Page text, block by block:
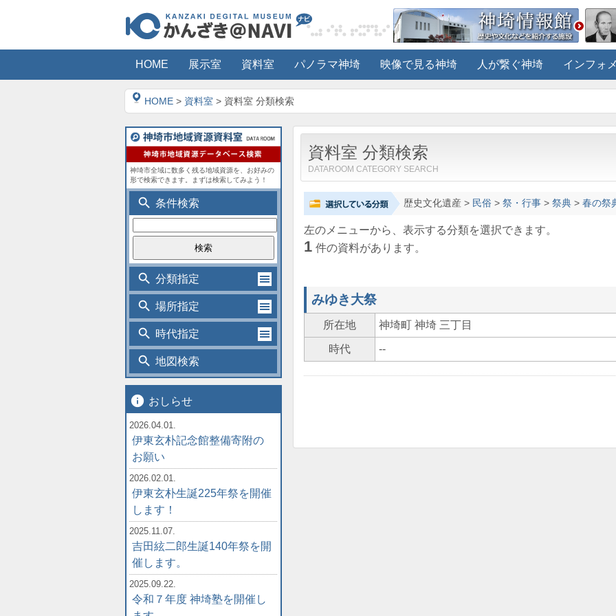
HOME 展示室 資料室 パノラマ神埼 映像で見る神埼 人が繋ぐ神埼 インフォ
HOME > 資料室 > 資料室 分類検索
資料室 分類検索
DATAROOM CATEGORY SEARCH
歴史文化遺産> 民俗> 祭・行事> 祭典> 春の祭
左のメニューから、表示する分類を選択できます。
1 件の資料があります。
みゆき大祭
所在地 神埼町 神埼 三丁目
時代 --
神埼市全域に数多く残る地域資源を、お好みの
形で検索できます。まずは検索してみよう！
search 条件検索
search 分類指定
search 場所指定
search 時代指定
search 地図検索
info おしらせ
2026.04.01.
伊東玄朴記念館整備寄附の
お願い
2026.02.01.
伊東玄朴生誕225年祭を開催
します！
2025.11.07.
吉田絃二郎生誕140年祭を開
催します。
2025.09.22.
令和７年度 神埼塾を開催し